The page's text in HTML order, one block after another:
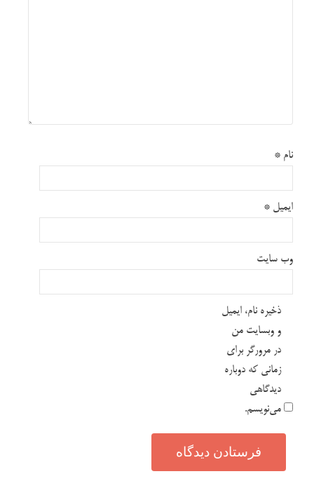
نام *
ایمیل *
وب‌ سایت
ذخیره نام، ایمیل
و وبسایت من
در مرورگر برای
زمانی که دوباره
دیدگاهی
می‌نویسم.